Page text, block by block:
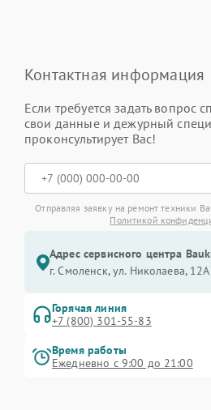
Контактная информация
Если требуется задать вопрос
свои данные и дежурный
проконсультирует Вас!
Отправляя заявку на ремонт техники
Политикой
Адрес сервисного центра
г. Смоленск, ул. Николаева, 12А
Горячая линия
+7 (800) 301-55-83
Время работы
Ежедневно с 9:00 до 21:00